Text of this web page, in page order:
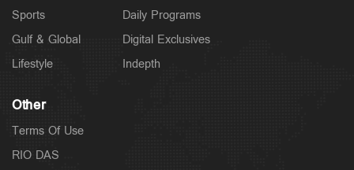
Sports
Gulf & Global
Lifestyle
Daily Programs
Digital Exclusives
Indepth
Other
Terms Of Use
RIO DAS